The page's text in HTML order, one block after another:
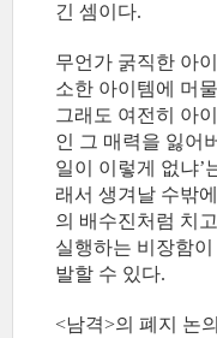
긴 셈이다.
무언가 굵직한 아
소한 아이템에 머
그래도 여전히 아
인 그 매력을 잃어
일이 이렇게 없냐’
래서 생겨날 수밖
의 배수진처럼 치
실행하는 비장함
발할 수 있다.
<남격>의 폐지 논